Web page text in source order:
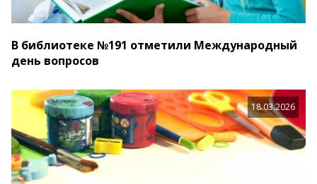
В библиотеке №191 отметили Международный
день вопросов
18.03.2026